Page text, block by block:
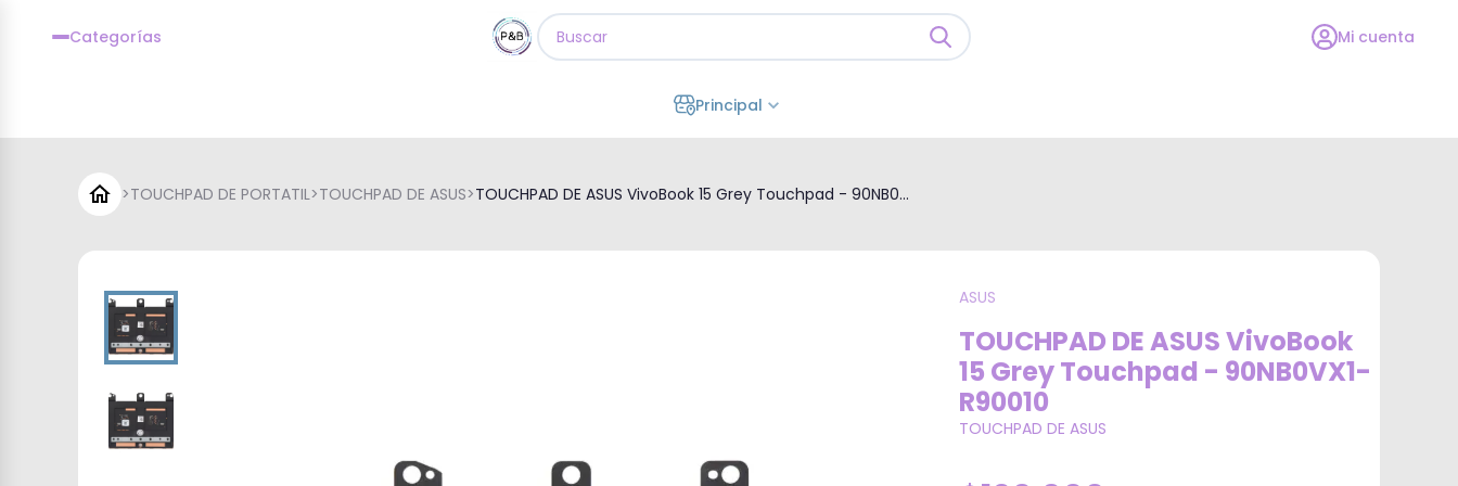
Categorías Mi cuenta
Principal
>TOUCHPAD DE PORTATIL>TOUCHPAD DE ASUS>TOUCHPAD DE ASUS VivoBook 15 Grey Touchpad - 90NB0...
ASUS
TOUCHPAD DE ASUS VivoBook
15 Grey Touchpad - 90NB0VX1-
R90010
TOUCHPAD DE ASUS